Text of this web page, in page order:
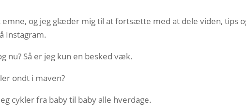
og jeg glæder mig til at fortsætte med at dele viden, tips
Instagram.
nu? Så er jeg kun en besked væk.
ondt i maven?
cykler fra baby til baby alle hverdage.